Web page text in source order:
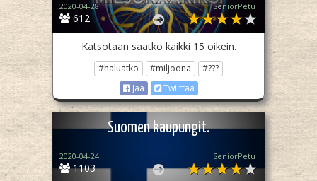
612
2020-04-28 SeniorPetu
Katsotaan saatko kaikki 15 oikein.
#haluatko #miljoona
#???
Jaa
Twiittaa
Suomen kaupungit.
1103
2020-04-24 SeniorPetu